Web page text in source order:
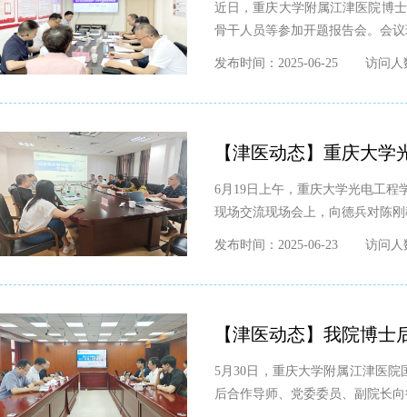
近日，重庆大学附属江津医院博
骨干人员等参加开题报告会。会
发布时间：2025-06-25 访问人
【津医动态】重庆大
6月19日上午，重庆大学光电工
现场交流现场会上，向德兵对陈
发布时间：2025-06-23 访问人
【津医动态】我院博
5月30日，重庆大学附属江津医
后合作导师、党委委员、副院长